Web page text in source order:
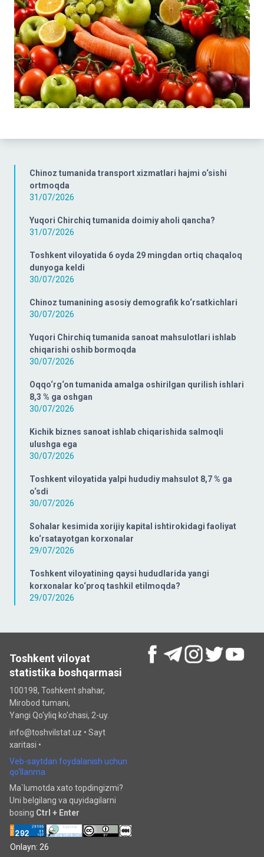
Chinoz tumanida transport xizmatlari hajmi o‘sishi
ortmoqda
31/07/2026
Yuqori Chirchiq tumanida doimiy aholi qancha?
31/07/2026
Toshkent viloyatida 6 oyda 29 mingdan ortiq chaqaloq
dunyoga keldi
30/07/2026
Chinoz tumanining asosiy demografik ko‘rsatkichlari
30/07/2026
Yuqori Chirchiq tumanida sanoat mahsulotlari ishlab
chiqarishi oshib bormoqda
30/07/2026
Oqqo‘rg‘on tumanida amalga oshirilgan qurilish ishlari
8,3 % ga oshgan
30/07/2026
Kichik biznes sanoat ishlab chiqarishida salmoqli
ulushga ega
30/07/2026
Toshkent viloyatida yalpi hududiy mahsulot 8,7 % ga
o‘sdi
30/07/2026
Sohalar kesimida xorijiy kapital ishtirokidagi faoliyat
ko‘rsatayotgan korxonalar
29/07/2026
Toshkent viloyatining qaysi hududlarida yangi
korxonalar ko‘proq tashkil etilmoqda?
29/07/2026
Toshkent viloyat
statistika boshqarmasi
100198, Toshkent shahar,
Mirobod tumani,
Yangi Qo'yliq ko'chasi, 2-uy.
info@toshvilstat.uz • Sayt
xaritasi •
Veb-saytdan foydalanish uchun
qo‘llanma
Ma`lumotda xato topdingizmi?
Uni belgilang va quyidagilarni
bosing Ctrl + Enter
Onlayn: 26